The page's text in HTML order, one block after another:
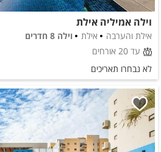
וילה אמיליה אילת
אילת והערבה אילת
וילה 8 חדרים
עד 20 אורחים
לא נבחרו תאריכים